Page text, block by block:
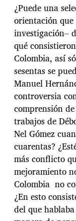
¿Puede una
orientación
investigación–
qué
Colombia, así
sesentas se
Manuel
controversia
comprensión
trabajos de
Nel Gómez
cuarentas?
más conflicto
mejoramiento
Colombia no
¿En esto
del que